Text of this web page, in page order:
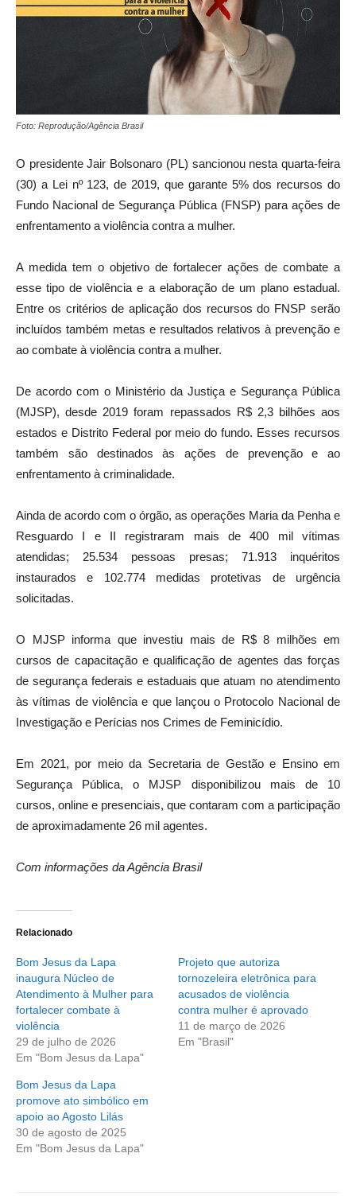
Foto: Reprodução/Agência Brasil
O presidente Jair Bolsonaro (PL) sancionou nesta quarta-feira
(30) a Lei nº 123, de 2019, que garante 5% dos recursos do
Fundo Nacional de Segurança Pública (FNSP) para ações de
enfrentamento a violência contra a mulher.
A medida tem o objetivo de fortalecer ações de combate a
esse tipo de violência e a elaboração de um plano estadual.
Entre os critérios de aplicação dos recursos do FNSP serão
incluídos também metas e resultados relativos à prevenção e
ao combate à violência contra a mulher.
De acordo com o Ministério da Justiça e Segurança Pública
(MJSP), desde 2019 foram repassados R$ 2,3 bilhões aos
estados e Distrito Federal por meio do fundo. Esses recursos
também são destinados às ações de prevenção e ao
enfrentamento à criminalidade.
Ainda de acordo com o órgão, as operações Maria da Penha e
Resguardo I e II registraram mais de 400 mil vítimas
atendidas; 25.534 pessoas presas; 71.913 inquéritos
instaurados e 102.774 medidas protetivas de urgência
solicitadas.
O MJSP informa que investiu mais de R$ 8 milhões em
cursos de capacitação e qualificação de agentes das forças
de segurança federais e estaduais que atuam no atendimento
às vítimas de violência e que lançou o Protocolo Nacional de
Investigação e Perícias nos Crimes de Feminicídio.
Em 2021, por meio da Secretaria de Gestão e Ensino em
Segurança Pública, o MJSP disponibilizou mais de 10
cursos, online e presenciais, que contaram com a participação
de aproximadamente 26 mil agentes.
Com informações da Agência Brasil
Relacionado
Bom Jesus da Lapa
inaugura Núcleo de
Atendimento à Mulher para
fortalecer combate à
violência
29 de julho de 2026
Em "Bom Jesus da Lapa"
Projeto que autoriza
tornozeleira eletrônica para
acusados de violência
contra mulher é aprovado
11 de março de 2026
Em "Brasil"
Bom Jesus da Lapa
promove ato simbólico em
apoio ao Agosto Lilás
30 de agosto de 2025
Em "Bom Jesus da Lapa"